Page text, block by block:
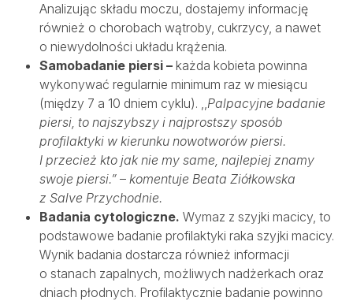
Analizując składu moczu, dostajemy informację
również o chorobach wątroby, cukrzycy, a nawet
o niewydolności układu krążenia.
Samobadanie piersi – każda kobieta powinna
wykonywać regularnie minimum raz w miesiącu
(między 7 a 10 dniem cyklu). ,,Palpacyjne badanie
piersi, to najszybszy i najprostszy sposób
profilaktyki w kierunku nowotworów piersi.
I przecież kto jak nie my same, najlepiej znamy
swoje piersi.” – komentuje Beata Ziółkowska
z Salve Przychodnie.
Badania cytologiczne. Wymaz z szyjki macicy, to
podstawowe badanie profilaktyki raka szyjki macicy.
Wynik badania dostarcza również informacji
o stanach zapalnych, możliwych nadżerkach oraz
dniach płodnych. Profilaktycznie badanie powinno